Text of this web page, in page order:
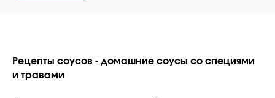
Рецепты соусов - домашние соусы со специями
и травами